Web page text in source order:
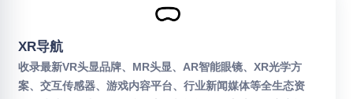
XR导航
收录最新VR头显品牌、MR头显、AR智能眼镜、XR光学方
案、交互传感器、游戏内容平台、行业新闻媒体等全生态资